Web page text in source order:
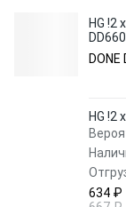
HG !2
DONE
HG !2
634 ₽